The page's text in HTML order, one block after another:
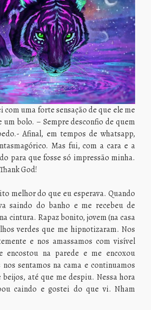
uma forte sensação de que ele me
um bolo. – Sempre desconfio de quem
Afinal, em tempos de whatsapp,
Mas fui, com a cara e a
para que fosse só impressão minha.
God!
melhor do que eu esperava. Quando
saindo do banho e me recebeu de
cintura. Rapaz bonito, jovem (na casa
verdes que me hipnotizaram. Nos
e nos amassamos com visível
encostou na parede e me encoxou
sentamos na cama e continuamos
beijos, até que me despiu. Nessa hora
caindo e gostei do que vi. Nham